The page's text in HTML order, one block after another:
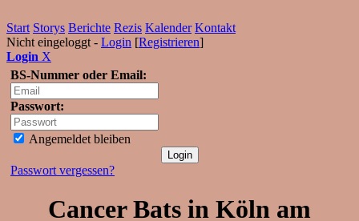
Start Storys Berichte Rezis Kalender Kontakt
Nicht eingeloggt - Login [Registrieren]
Login X
BS-Nummer oder Email:
Passwort:
Angemeldet bleiben
Passwort vergessen?
Cancer Bats in Köln am